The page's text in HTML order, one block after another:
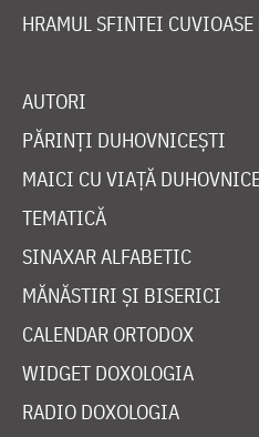
HRAMUL SFINTEI CUVIOASE
AUTORI
PĂRINȚI DUHOVNICEȘTI
MAICI CU VIAȚĂ
TEMATICĂ
SINAXAR ALFABETIC
MĂNĂSTIRI ȘI BISERICI
CALENDAR ORTODOX
WIDGET DOXOLOGIA
RADIO DOXOLOGIA